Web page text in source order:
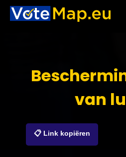
van
📋 Link kopiëren